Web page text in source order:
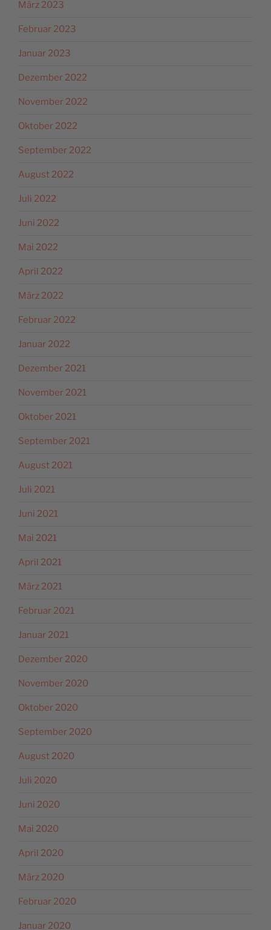
März 2023
Februar 2023
Januar 2023
Dezember 2022
November 2022
Oktober 2022
September 2022
August 2022
Juli 2022
Juni 2022
Mai 2022
April 2022
März 2022
Februar 2022
Januar 2022
Dezember 2021
November 2021
Oktober 2021
September 2021
August 2021
Juli 2021
Juni 2021
Mai 2021
April 2021
März 2021
Februar 2021
Januar 2021
Dezember 2020
November 2020
Oktober 2020
September 2020
August 2020
Juli 2020
Juni 2020
Mai 2020
April 2020
März 2020
Februar 2020
Januar 2020